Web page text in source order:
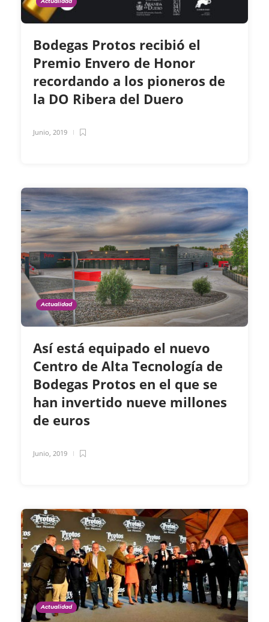
Bodegas Protos recibió el
Premio Envero de Honor
recordando a los pioneros de
la DO Ribera del Duero
Junio, 2019
Actualidad
Así está equipado el nuevo
Centro de Alta Tecnología de
Bodegas Protos en el que se
han invertido nueve millones
de euros
Junio, 2019
Actualidad